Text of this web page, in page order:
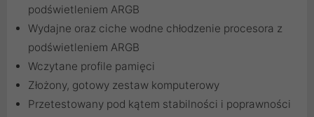
podświetleniem ARGB
Wydajne oraz ciche wodne chłodzenie procesora z
podświetleniem ARGB
Wczytane profile pamięci
Złożony, gotowy zestaw komputerowy
Przetestowany pod kątem stabilności i poprawności